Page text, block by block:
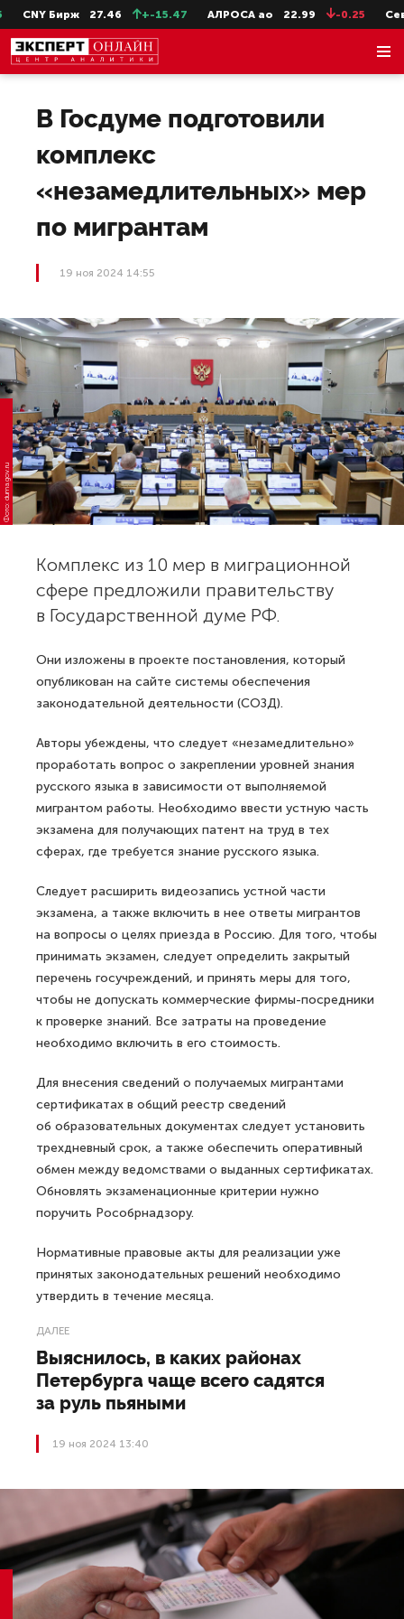
CNY Бирж 27.46 +-15.47 АЛРОСА ао 22.99 -0.25
В Госдуме подготовили
комплекс
«незамедлительных» мер
по мигрантам
19 ноя 2024 14:55
Фото: duma.gov.ru
Комплекс из 10 мер в миграционной
сфере предложили правительству
в Государственной думе РФ.
Они изложены в проекте постановления, который
опубликован на сайте системы обеспечения
законодательной деятельности (СОЗД).
Авторы убеждены, что следует «незамедлительно»
проработать вопрос о закреплении уровней знания
русского языка в зависимости от выполняемой
мигрантом работы. Необходимо ввести устную часть
экзамена для получающих патент на труд в тех
сферах, где требуется знание русского языка.
Следует расширить видеозапись устной части
экзамена, а также включить в нее ответы мигрантов
на вопросы о целях приезда в Россию. Для того, чтобы
принимать экзамен, следует определить закрытый
перечень госучреждений, и принять меры для того,
чтобы не допускать коммерческие фирмы-посредники
к проверке знаний. Все затраты на проведение
необходимо включить в его стоимость.
Для внесения сведений о получаемых мигрантами
сертификатах в общий реестр сведений
об образовательных документах следует установить
трехдневный срок, а также обеспечить оперативный
обмен между ведомствами о выданных сертификатах.
Обновлять экзаменационные критерии нужно
поручить Рособрнадзору.
Нормативные правовые акты для реализации уже
принятых законодательных решений необходимо
утвердить в течение месяца.
ДАЛЕЕ
Выяснилось, в каких районах
Петербурга чаще всего садятся
за руль пьяными
19 ноя 2024 13:40